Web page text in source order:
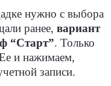
нужно с выбора
ранее, вариант
“Старт”. Только
и нажимаем,
записи.